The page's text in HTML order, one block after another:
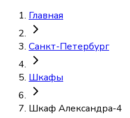
Главная
Санкт-Петербург
Шкафы
Шкаф Александра-4